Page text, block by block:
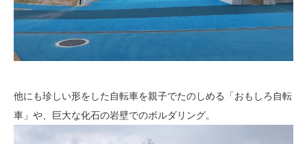
他にも珍しい形をした自転車を親子でたのしめる「おもしろ自転
車」や、巨大な化石の岩壁でのボルダリング。